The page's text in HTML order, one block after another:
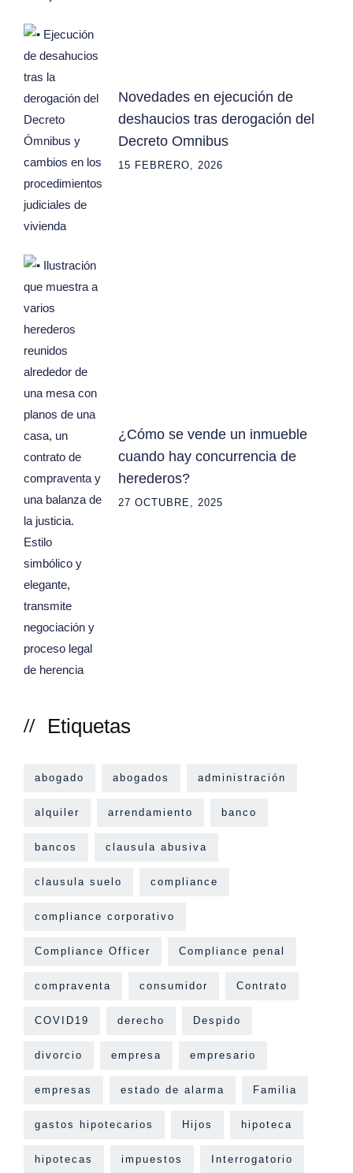
Novedades en ejecución de
deshaucios tras derogación del
Decreto Omnibus
15 FEBRERO, 2026
¿Cómo se vende un inmueble
cuando hay concurrencia de
herederos?
27 OCTUBRE, 2025
Etiquetas
abogado abogados administración
alquiler arrendamiento banco
bancos clausula abusiva
clausula suelo compliance
compliance corporativo
Compliance Officer Compliance penal
compraventa consumidor Contrato
COVID19 derecho Despido
divorcio empresa empresario
empresas estado de alarma Familia
gastos hipotecarios Hijos hipoteca
hipotecas impuestos Interrogatorio